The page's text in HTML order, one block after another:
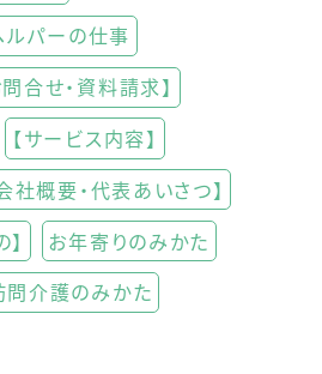
パーの仕事
問合せ・資料請求】
【サービス内容】
社概要・代表あいさつ】
お年寄りのみかた
問介護のみかた